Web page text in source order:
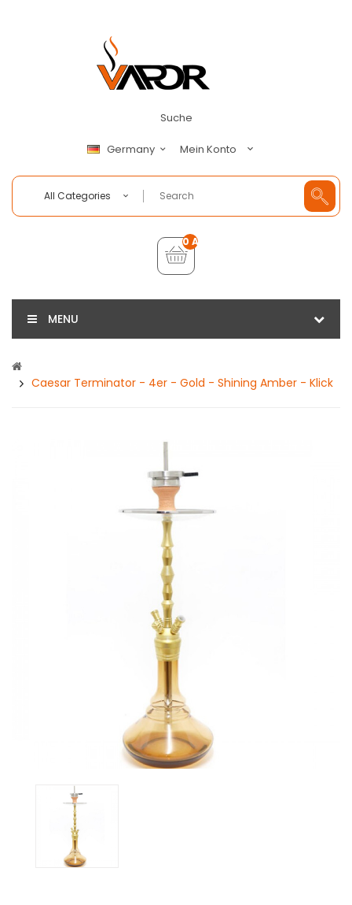
Suche
Germany Mein Konto
All Categories
0 Artikel - €0,00
MENU
Caesar Terminator - 4er - Gold - Shining Amber - Klick